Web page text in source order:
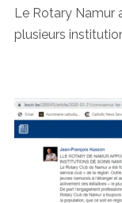
Le Rotary Namur
plusieurs